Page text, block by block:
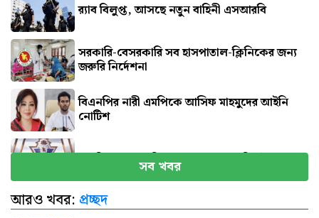
র‍্যাব বিলুপ্ত, আসছে নতুন বাহিনী এসআরবি
সরকারি-বেসরকারি সব হাসপাতাল-ক্লিনিকের জন্য
জরুরি নির্দেশনা
বিএনপির নারী এমপিকে আসিফ মাহমুদের আইনি
নোটিশ
সব বিমানবন্দরে নিরাপত্তা জোরদারের নির্দেশ
এসএসসি পরীক্ষার ফল প্রকাশের তারিখ ঘোষণা
সব খবর
আরও খবর: প্রচ্ছদ